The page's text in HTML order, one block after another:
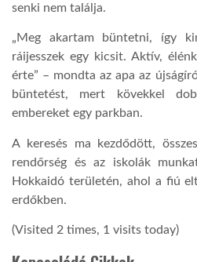
LINKTR.EE
LATIMO.HU
senki nem találja.
„Meg akartam büntetni, így
ráijesszek egy kicsit. Aktív,
érte” – mondta az apa az
büntetést, mert kövekkel
embereket egy parkban.
A keresés ma kezdődött,
rendőrség és az iskolák
Hokkaidó területén, ahol a fiú
erdőkben.
(Visited 2 times, 1 visits today)